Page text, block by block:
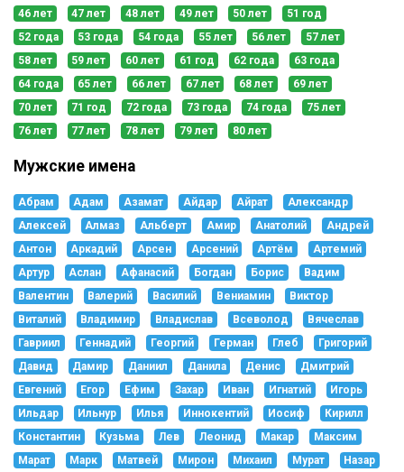
46 лет
47 лет 48 лет 49 лет 50 лет
51 год
52 года
53 года 54 года 55 лет 56 лет
57 лет
58 лет
59 лет 60 лет 61 год 62 года
63 года
64 года
65 лет 66 лет 67 лет 68 лет
69 лет
70 лет
71 год 72 года 73 года 74 года
75 лет
76 лет
77 лет 78 лет 79 лет 80 лет
Мужские имена
Абрам Адам Азамат Айдар Айрат
Александр
Алексей
Алмаз Альберт Амир Анатолий
Андрей
Антон
Аркадий Арсен Арсений Артём
Артемий
Артур
Аслан Афанасий Богдан Борис
Вадим
Валентин
Валерий Василий Вениамин
Виктор
Виталий
Владимир Владислав Всеволод
Вячеслав
Гавриил
Геннадий Георгий Герман Глеб
Григорий
Давид
Дамир Даниил Данила Денис
Дмитрий
Евгений
Егор Ефим Захар Иван Игнатий
Игорь
Ильдар
Ильнур Илья Иннокентий Иосиф
Кирилл
Константин
Кузьма Лев Леонид Макар
Максим
Марат
Марк Матвей Мирон Михаил Мурат
Назар